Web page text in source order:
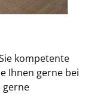
kompetente
Ihnen gerne bei
gerne